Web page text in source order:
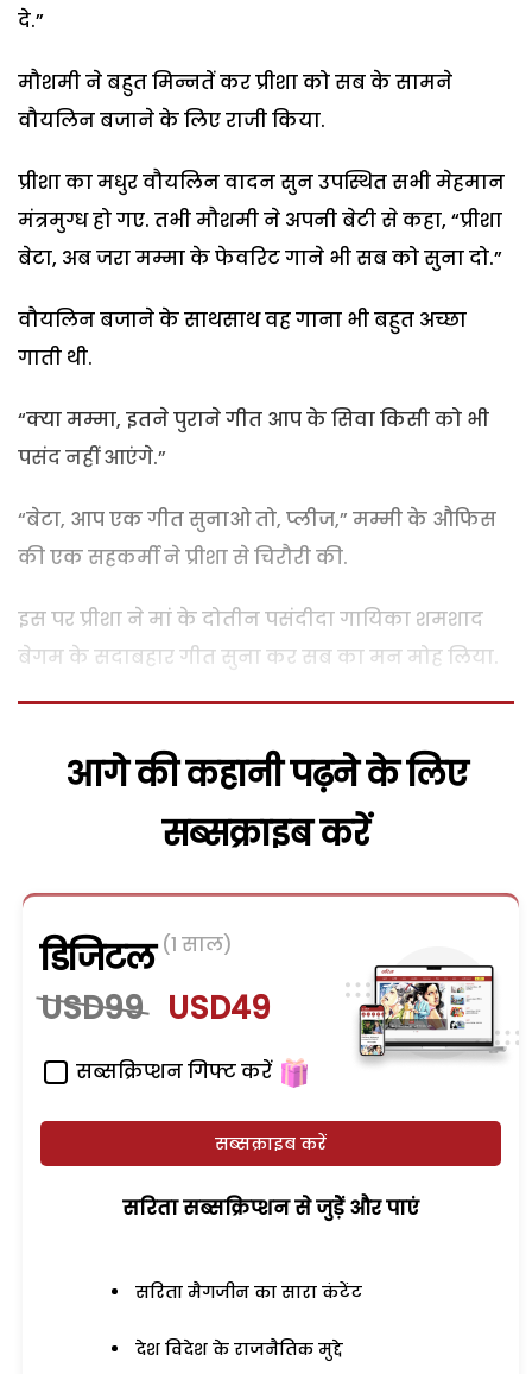
दे.”
मौशमी ने बहुत मिन्नतें कर प्रीशा को सब के सामने
वौयलिन बजाने के लिए राजी किया.
प्रीशा का मधुर वौयलिन वादन सुन उपस्थित सभी मेहमान
मंत्रमुग्ध हो गए. तभी मौशमी ने अपनी बेटी से कहा, “प्रीशा
बेटा, अब जरा मम्मा के फेवरिट गाने भी सब को सुना दो.”
वौयलिन बजाने के साथसाथ वह गाना भी बहुत अच्छा
गाती थी.
“क्या मम्मा, इतने पुराने गीत आप के सिवा किसी को भी
पसंद नहीं आएंगे.”
“बेटा, आप एक गीत सुनाओ तो, प्लीज,” मम्मी के औफिस
की एक सहकर्मी ने प्रीशा से चिरौरी की.
इस पर प्रीशा ने मां के दोतीन पसंदीदा गायिका शमशाद
बेगम के सदाबहार गीत सुना कर सब का मन मोह लिया.
आगे की कहानी पढ़ने के लिए
सब्सक्राइब करें
डिजिटल (1 साल)
USD99 USD49
सब्सक्रिप्शन गिफ्ट करें
सब्सक्राइब करें
सरिता सब्सक्रिप्शन से जुड़ेें और पाएं
सरिता मैगजीन का सारा कंटेंट
देश विदेश के राजनैतिक मुद्दे